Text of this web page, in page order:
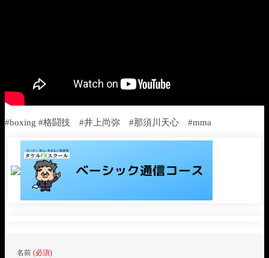
#boxing #格闘技 #井上尚弥 #那須川天心 #mma
名前 (必須)